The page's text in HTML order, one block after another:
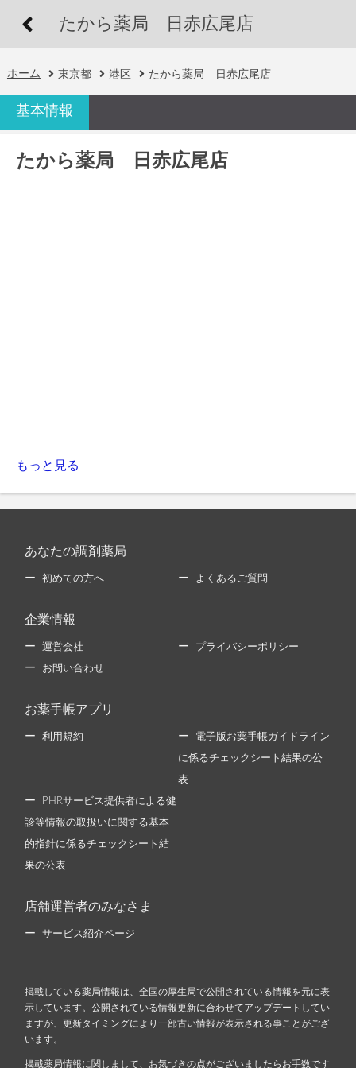
たから薬局 日赤広尾店
ホーム 東京都 港区 たから薬局 日赤広尾店
基本情報
たから薬局 日赤広尾店
もっと見る
あなたの調剤薬局
初めての方へ よくあるご質問
企業情報
運営会社 プライバシーポリシー
お問い合わせ
お薬手帳アプリ
利用規約 電子版お薬手帳ガイドライン
に係るチェックシート結果の公
表
PHRサービス提供者による健
診等情報の取扱いに関する基本
的指針に係るチェックシート結
果の公表
店舗運営者のみなさま
サービス紹介ページ
掲載している薬局情報は、全国の厚生局で公開されている情報を元に表
示しています。公開されている情報更新に合わせてアップデートしてい
ますが、更新タイミングにより一部古い情報が表示される事ことがござ
います。
掲載薬局情報に関しまして、お気づきの点がございましたらお手数です